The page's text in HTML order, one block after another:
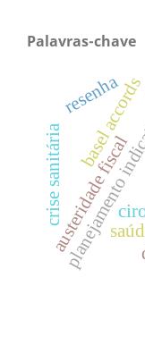
Palavras-chave
austeridade fiscal
crise sanitária
basel accords
resenha